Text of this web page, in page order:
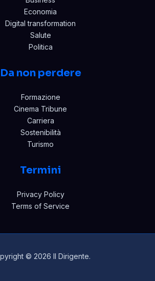
Economia
Digital transformation
Salute
Politica
Da non perdere
Formazione
Cinema Tribune
Carriera
Sostenibilità
Turismo
Termini
Privacy Policy
Terms of Service
© 2026 Il Dirigente.